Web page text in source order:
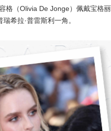
格（Olivia De Jonge）佩戴宝格
希拉·普雷斯利一角。